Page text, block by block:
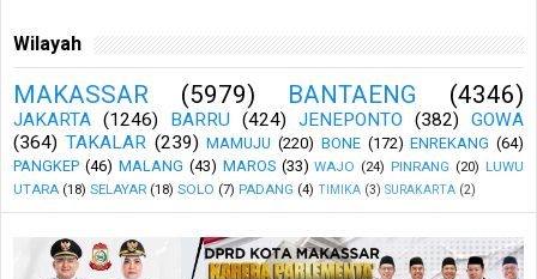
Wilayah
MAKASSAR (5979) BANTAENG (4346)
JAKARTA (1246) BARRU (424) JENEPONTO (382)
GOWA
(364) TAKALAR (239) MAMUJU (220) BONE (172) ENREKANG (64)
PANGKEP (46) MALANG (43) MAROS (33) WAJO (24) PINRANG (20) LUWU
UTARA (18) SELAYAR (18) SOLO (7) PADANG (4) TIMIKA (3) SURAKARTA (2)